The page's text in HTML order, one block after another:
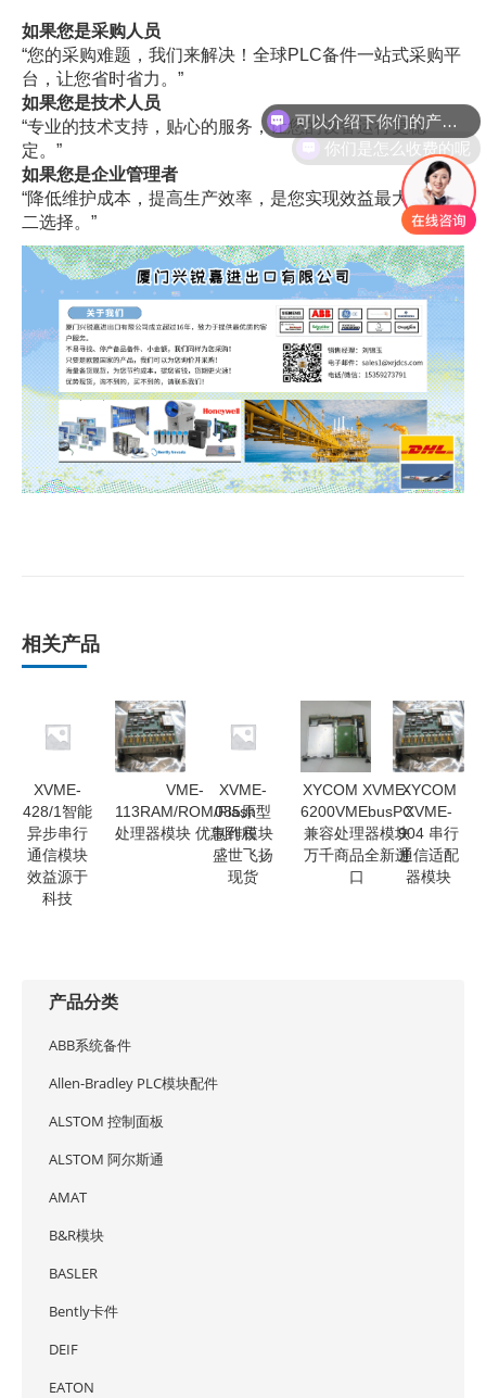
如果您是采购人员
“您的采购难题，我们来解决！全球PLC备件一站式采购平
台，让您省时省力。”
如果您是技术人员
“专业的技术支持，贴心的服务，让您的设备运行更稳
定。”
如果您是企业管理者
“降低维护成本，提高生产效率，是您实现效益最大化的不
二选择。”
相关产品
XVME-
428/1智能
异步串行
通信模块
效益源于
科技
VME-
113RAM/ROM/Flash
处理器模块 优惠到底
XVME-
085原型
制作模块
盛世飞扬
现货
XYCOM XVME-
6200VMEbusPC
兼容处理器模块
万千商品全新进
口
XYCOM
XVME-
904 串行
通信适配
器模块
产品分类
ABB系统备件
Allen-Bradley PLC模块配件
ALSTOM 控制面板
ALSTOM 阿尔斯通
AMAT
B&R模块
BASLER
Bently卡件
DEIF
EATON
你们是怎么收费的呢